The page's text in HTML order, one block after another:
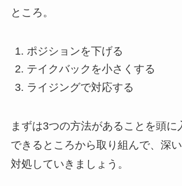
ところ。
ポジションを下げる
テイクバックを小さくする
ライジングで対応する
まずは3つの方法があることを頭に
できるところから取り組んで、深
対処していきましょう。